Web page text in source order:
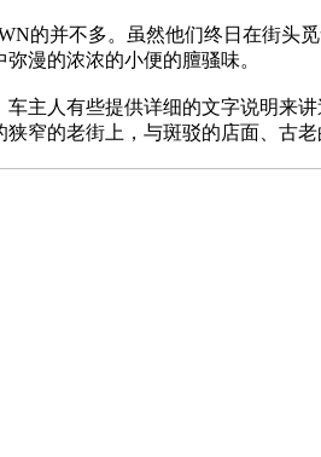
的并不多。虽然他们终日在街头
漫的浓浓的小便的膻骚味。
主人有些提供详细的文字说明来
窄的老街上，与斑驳的店面、古老